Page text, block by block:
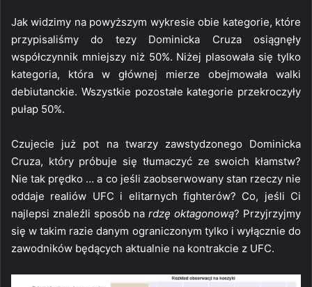
Jak widzimy na powyższym wykresie obie kategorie, które
przypisaliśmy do tezy Dominicka Cruza osiągnęły
współczynnik mniejszy niż 50%. Niżej plasowała się tylko
kategoria, która w głównej mierze obejmowała walki
debiutanckie. Wszystkie pozostałe kategorie przekroczyły
pułap 50%.
Czujecie już pot na twarzy zawstydzonego Dominicka
Cruza, który próbuje się tłumaczyć ze swoich kłamstw?
Nie tak prędko … a co jeśli zaobserwowany stan rzeczy nie
oddaje realiów UFC i elitarnych fighterów? Co, jeśli Ci
najlepsi znaleźli sposób nardzę oktagonową? Przyjrzyjmy
się w takim razie danym ograniczonym tylko i wyłącznie do
zawodników będących aktualnie na kontrakcie z UFC.